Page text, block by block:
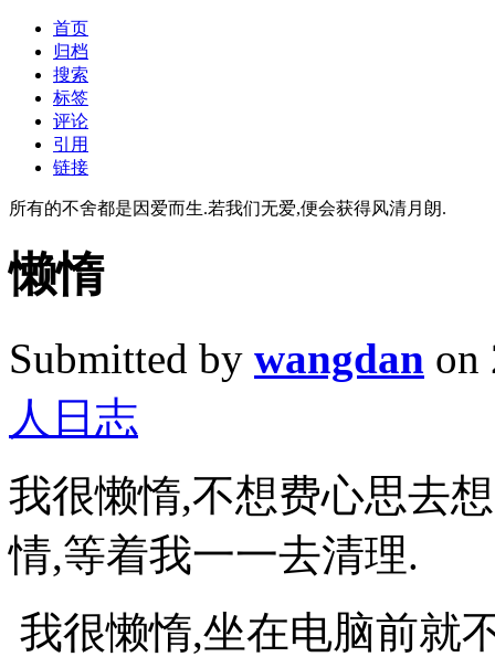
首页
归档
搜索
标签
评论
引用
链接
所有的不舍都是因爱而生.若我们无爱,便会获得风清月朗.
懒惰
Submitted by wangdan on
人日志
我很懒惰,不想费心思去
情,等着我一一去清理.
我很懒惰,坐在电脑前就